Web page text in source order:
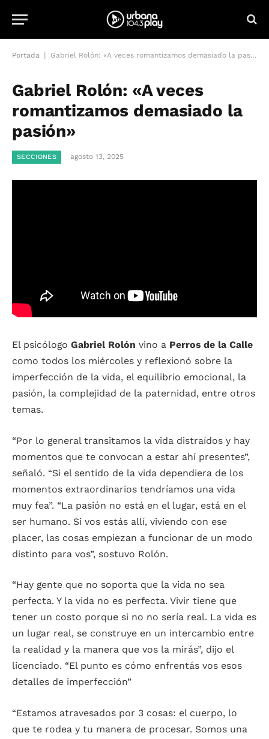
Portada Gabriel Rolón: «A veces romantizamos demasiado la pasión»
Gabriel Rolón: «A veces
romantizamos demasiado la
pasión»
SECCIONES agosto 13, 2025
El psicólogo Gabriel Rolón vino a Perros de la Calle
como todos los miércoles y reflexionó sobre la
imperfección de la vida, el equilibrio emocional, la
pasión, la complejidad de la paternidad, entre otros
temas.
“Por lo general transitamos la vida distraídos y hay
momentos que te convocan a estar ahí presentes”,
señaló. “Si el sentido de la vida dependiera de los
momentos extraordinarios tendríamos una vida
muy fea”. “La pasión no está en el lugar, está en el
ser humano. Si vos estás allí, viviendo con ese
placer, las cosas empiezan a funcionar de un modo
distinto para vos”, sostuvo Rolón.
“Hay gente que no soporta que la vida no sea
perfecta. Y la vida no es perfecta. Vivir tiene que
tener un costo porque si no no sería real. La vida es
un lugar real, se construye en un intercambio entre
la realidad y la manera que vos la mirás”, dijo el
licenciado. “El punto es cómo enfrentás vos esos
detalles de imperfección”
“Estamos atravesados por 3 cosas: el cuerpo, lo
que te rodea y tu manera de procesar. Somos una